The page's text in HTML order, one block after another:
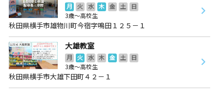
月 火 水 木 金 土
日
3歳～高校生
秋田県横手市雄物川町今宿字鳴田１２５－１
大雄教室
月 火 水 木 金 土
日
3歳～高校生
秋田県横手市大雄下田町４２－１